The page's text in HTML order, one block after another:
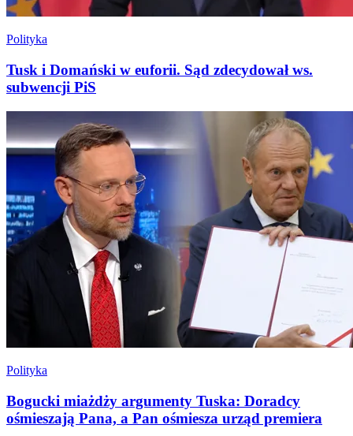
Polityka
Tusk i Domański w euforii. Sąd zdecydował ws.
subwencji PiS
Polityka
Bogucki miażdży argumenty Tuska: Doradcy
ośmieszają Pana, a Pan ośmiesza urząd premiera